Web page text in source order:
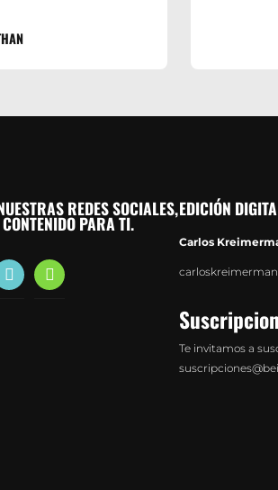
REDES SOCIALES,
PARA TI.
whatsapp
EDICIÓN
Carlos
Te invitamos a